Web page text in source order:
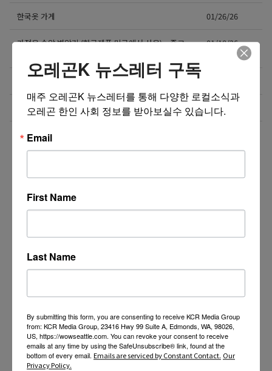
한국옷 가게 01/26/26
가정용 승압 변압기 (한국제품 미국에서 사용) – 중고
01/18/26
Caresys 마사지의자 판매합니다
Rotisol Self Heating Display (Grab and Go) 12/23/25
더보기 >>
오레곤K 뉴스레터 구독
매주 오레곤K 뉴스레터를 통해 다양한 로컬소식과
오레곤 한인 사회 정보를 받아보실수 있습니다.
Email
First Name
Last Name
By submitting this form, you are consenting to receive KCR Media Group
from: KCR Media Group, 23416 Hwy 99 Suite A, Edmonds, WA, 98026,
US, https://wowseattle.com. You can revoke your consent to receive
emails at any time by using the SafeUnsubscribe® link, found at the
bottom of every email. Emails are serviced by Constant Contact. Our
Privacy Policy.